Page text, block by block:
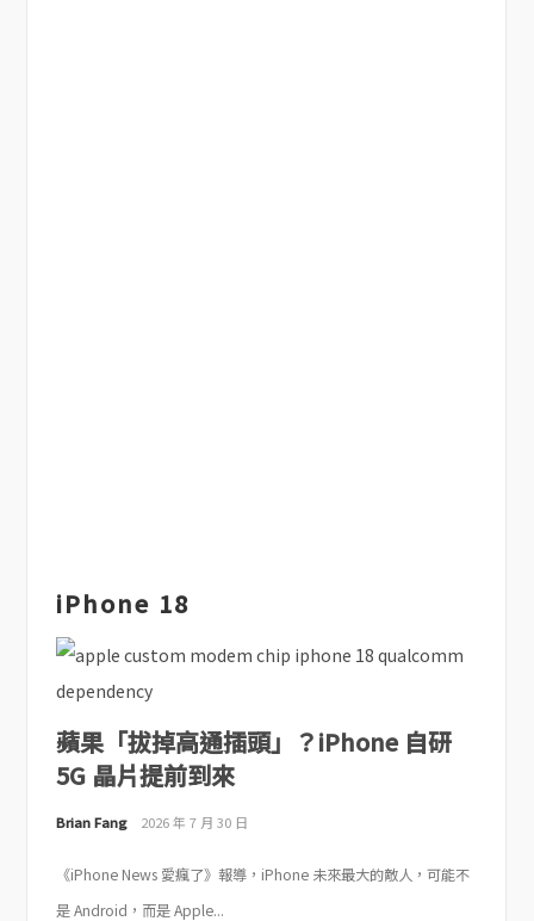
iPhone 18
蘋果「拔掉高通插頭」？iPhone 自研
5G 晶片提前到來
Brian Fang 2026 年 7 月 30 日
《iPhone News 愛瘋了》報導，iPhone 未來最大的敵人，可能不
是 Android，而是 Apple...